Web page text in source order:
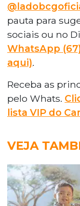
pauta para
sociais ou no
WhatsApp
aqui).
Receba as
pelo Whats.
lista VIP do
VEJA